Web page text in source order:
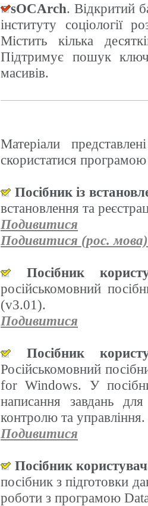
sOCArch. Відкритий
інституту соціології
Містить кілька
Підтримує пошук
масивів.
Матеріали
скористатися
Посібник із
встановлення та
Подивитися
Подивитися (рос. мова)
Посібник
російськомовний
(v3.01).
Подивитися
Посібник
Російськомовний
for Windows. У
написання завдань
контролю та управління.
Подивитися
Посібник
посібник з підготовки
роботи з програмою